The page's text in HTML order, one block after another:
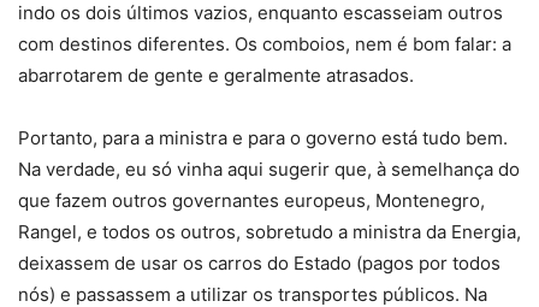
indo os dois últimos vazios, enquanto escasseiam outros
com destinos diferentes. Os comboios, nem é bom falar: a
abarrotarem de gente e geralmente atrasados.
Portanto, para a ministra e para o governo está tudo bem.
Na verdade, eu só vinha aqui sugerir que, à semelhança do
que fazem outros governantes europeus, Montenegro,
Rangel, e todos os outros, sobretudo a ministra da Energia,
deixassem de usar os carros do Estado (pagos por todos
nós) e passassem a utilizar os transportes públicos. Na